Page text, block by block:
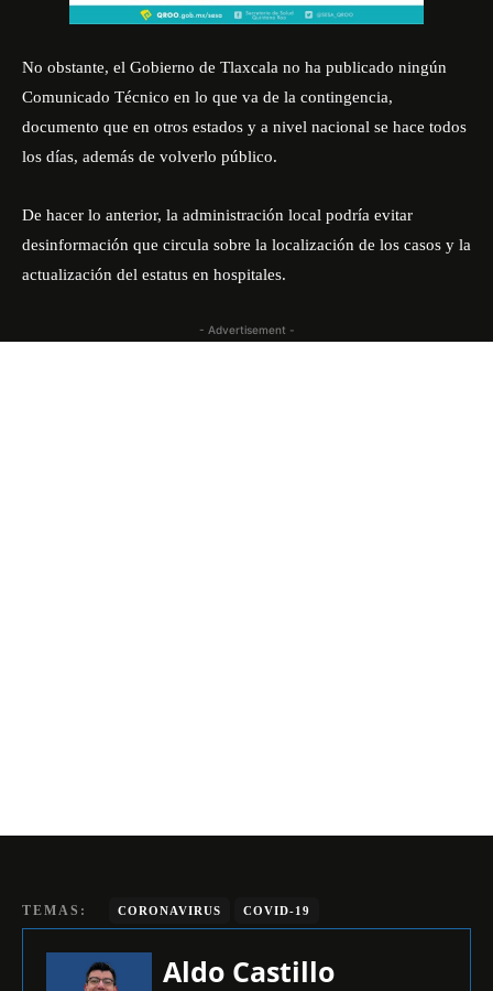
No obstante, el Gobierno de Tlaxcala no ha publicado ningún
Comunicado Técnico en lo que va de la contingencia,
documento que en otros estados y a nivel nacional se hace todos
los días, además de volverlo público.
De hacer lo anterior, la administración local podría evitar
desinformación que circula sobre la localización de los casos y la
actualización del estatus en hospitales.
- Advertisement -
TEMAS: CORONAVIRUS COVID-19
Aldo Castillo